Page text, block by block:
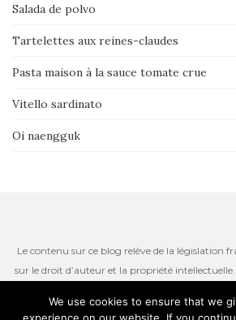
Salada de polvo
Tartelettes aux reines-claudes
Pasta maison à la sauce tomate crue
Vitello sardinato
Oi naengguk
Le contenu sur ce blog relève de la législation
sur le droit d’auteur et la propriété
autres ressources iconographiques qui restent
We use cookies to ensure that we